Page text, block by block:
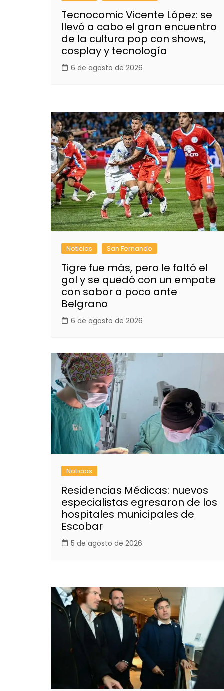
Tecnocomic Vicente López: se
llevó a cabo el gran encuentro
de la cultura pop con shows,
cosplay y tecnología
6 de agosto de 2026
Noticias San Fernando
Tigre fue más, pero le faltó el
gol y se quedó con un empate
con sabor a poco ante
Belgrano
6 de agosto de 2026
Noticias
Residencias Médicas: nuevos
especialistas egresaron de los
hospitales municipales de
Escobar
5 de agosto de 2026